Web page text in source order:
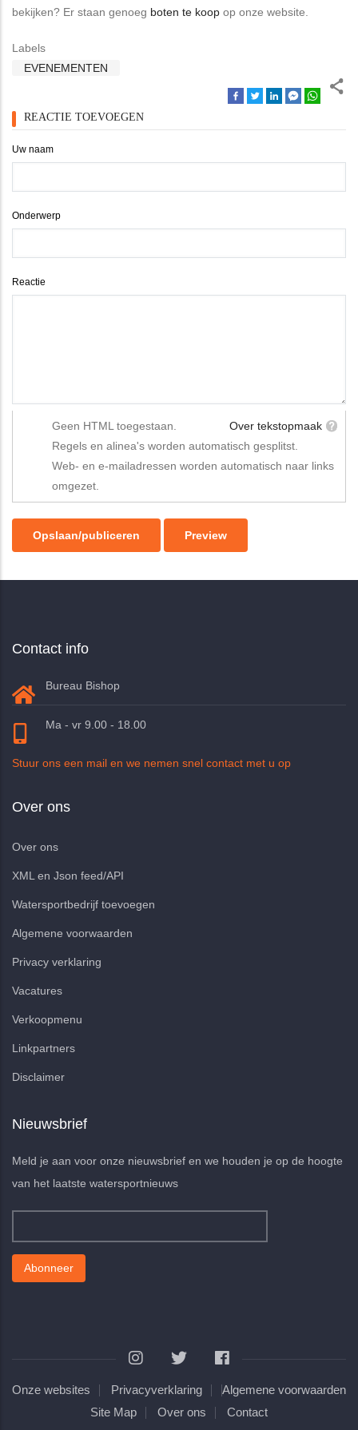
bekijken? Er staan genoeg boten te koop op onze website.
Labels
EVENEMENTEN
REACTIE TOEVOEGEN
Uw naam
Onderwerp
Reactie
Over tekstopmaak
Geen HTML toegestaan.
Regels en alinea's worden automatisch gesplitst.
Web- en e-mailadressen worden automatisch naar links
omgezet.
Contact info
Bureau Bishop
Ma - vr 9.00 - 18.00
Stuur ons een mail en we nemen snel contact met u op
Over ons
Over ons
XML en Json feed/API
Watersportbedrijf toevoegen
Algemene voorwaarden
Privacy verklaring
Vacatures
Verkoopmenu
Linkpartners
Disclaimer
Nieuwsbrief
Meld je aan voor onze nieuwsbrief en we houden je op de hoogte
van het laatste watersportnieuws
Onze websites Privacyverklaring
Algemene voorwaarden
Site Map
Over ons Contact